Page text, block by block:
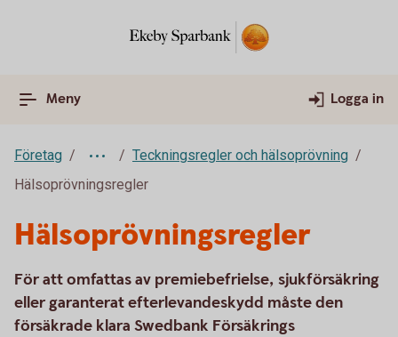
Meny Logga in
Företag
Teckningsregler och hälsoprövning
Hälsoprövningsregler
Hälsoprövningsregler
För att omfattas av premiebefrielse, sjukförsäkring
eller garanterat efterlevandeskydd måste den
försäkrade klara Swedbank Försäkrings